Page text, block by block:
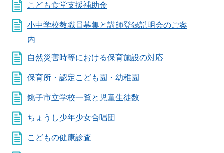
こども食堂支援補助金
小中学校教職員募集と講師登録説明会のご案
内
自然災害時等における保育施設の対応
保育所・認定こども園・幼稚園
銚子市立学校一覧と児童生徒数
ちょうし少年少女合唱団
こどもの健康診査